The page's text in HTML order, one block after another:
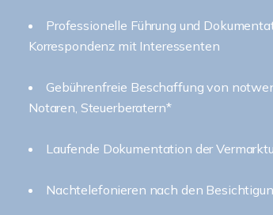
Professionelle Führung und
Korrespondenz mit Interessenten
Gebührenfreie Beschaffung von
Notaren, Steuerberatern*
Laufende Dokumentation der
Nachtelefonieren nach den